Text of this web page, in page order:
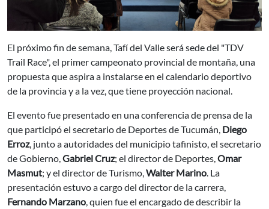
El próximo fin de semana, Tafí del Valle será sede del "TDV
Trail Race", el primer campeonato provincial de montaña, una
propuesta que aspira a instalarse en el calendario deportivo
de la provincia y a la vez, que tiene proyección nacional.
El evento fue presentado en una conferencia de prensa de la
que participó el secretario de Deportes de Tucumán, Diego
Erroz, junto a autoridades del municipio tafinisto, el secretario
de Gobierno,Gabriel Cruz; el director de Deportes,Omar
Masmut; y el director de Turismo,Walter Marino. La
presentación estuvo a cargo del director de la carrera,
Fernando Marzano, quien fue el encargado de describir la